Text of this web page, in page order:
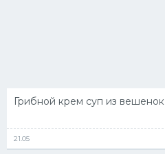
Грибной крем суп из вешенок
21.05